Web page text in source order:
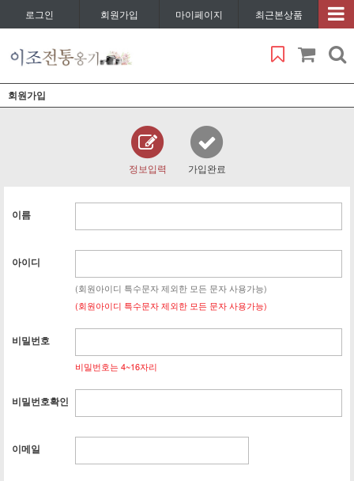
로그인 회원가입 마이페이지 최근본상품
회원가입
정보입력 가입완료
이름
아이디
(회원아이디 특수문자 제외한 모든 문자 사용가능)
(회원아이디 특수문자 제외한 모든 문자 사용가능)
비밀번호
비밀번호는 4~16자리
비밀번호확인
이메일